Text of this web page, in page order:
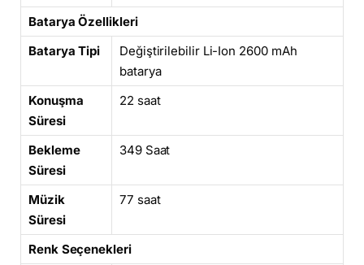
Batarya Özellikleri
Batarya Tipi
Değiştirilebilir Li-Ion 2600 mAh
batarya
Konuşma
Süresi
22 saat
Bekleme
Süresi
349 Saat
Müzik
Süresi
77 saat
Renk Seçenekleri